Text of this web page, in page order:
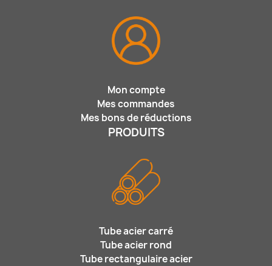
Mon compte
Mes commandes
Mes bons de réductions
PRODUITS
Tube acier carré
Tube acier rond
Tube rectangulaire acier